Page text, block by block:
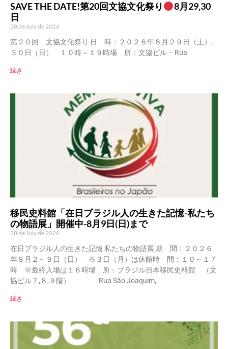
SAVE THE DATE!第20回文協文化祭り
8月29,30
日
28 de July de 2026
第２０回 文協文化祭り 日 時：２０２６年８月２９日（土）,
３０日（日） １０時～１９時場 所：文協ビル – Rua
続き
移民史料館「在日ブラジル人の生きた記憶-私たち
の物語展」開催中-8月9日(日)まで
28 de July de 2026
在日ブラジル人の生きた記憶 私たちの物語展 期 間：２０２６
年８月２～９日（日） ※３日（月）は休館時 間：１０～１７
時 ※最終入場は１６時場 所：ブラジル日本移民史料館 （文
協ビル７,８,９階） Rua São Joaquim,
続き